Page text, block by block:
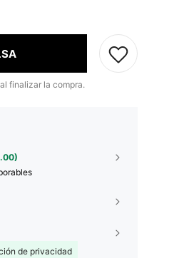
finalizar la compra.
de privacidad